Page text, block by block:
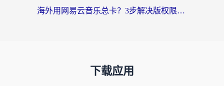
海外用网易云音乐总卡？3步解决版权限制+卡顿，还能听喜马拉雅！
下载应用